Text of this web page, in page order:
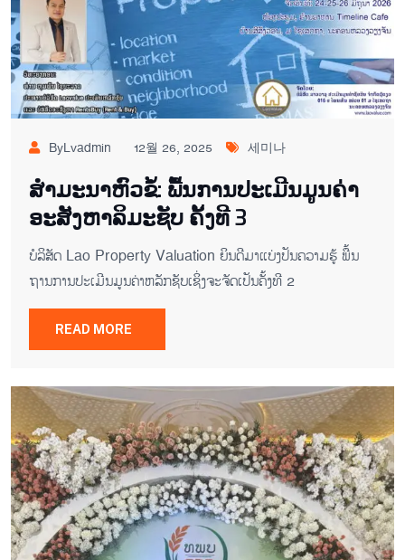
ByLvadmin 12월 26, 2025 세미나
ສຳມະນາຫົວຂໍ້: ພື້ນການປະເມີນມູນຄ່າ
ອະສັງຫາລິມະຊັບ ຄັ້ງທີ 3
ບໍລິສັດ Lao Property Valuation ຍິນ​ດີມາ​ແບ່ງ​ປັນ​ຄວາມ​ຮູ້ ພື້ນ​
ຖານ​ການ​ປະ​ເມີນ​​ມູນ​ຄ່າຫລັກ​ຊັບ​ເຊິ່ງ​ຈະ​ຈັດ​ເປັນ​ຄັ້ງ​ທີ 2
READ MORE